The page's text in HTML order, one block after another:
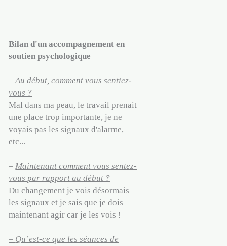
Bilan d'un accompagnement en
soutien psychologique
–Au début, comment vous sentiez-
vous ?
Mal dans ma peau, le travail prenait
une place trop importante, je ne
voyais pas les signaux d'alarme,
etc...
–Maintenant comment vous sentez-
vous par rapport au début ?
Du changement je vois désormais
les signaux et je sais que je dois
maintenant agir car je les vois !
– Qu’est-ce que les séances de